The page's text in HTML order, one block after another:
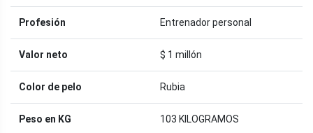
Profesión Entrenador personal
Valor neto $ 1 millón
Color de pelo Rubia
Peso en KG 103 KILOGRAMOS